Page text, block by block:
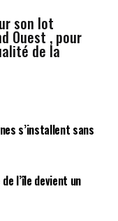
son lot
Ouest , pour
de la
s’installent sans
l’île devient un